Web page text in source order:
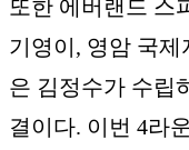
또한 에버랜드 스
기영이, 영암 국
은 김정수가 수립
결이다. 이번 4라